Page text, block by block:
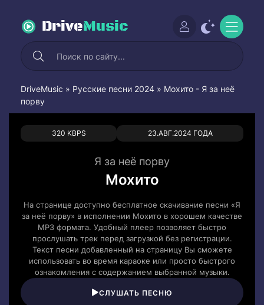
DriveMusic
DriveMusic » Русские песни 2024 » Мохито - Я за неё
порву
320 KBPS 23.АВГ.2024 ГОДА
0 0
Я за неё порву
Мохито
На странице доступно бесплатное скачивание песни «Я
за неё порву» в исполнении Мохито в хорошем качестве
MP3 формата. Удобный плеер позволяет быстро
прослушать трек перед загрузкой без регистрации.
Текст песни добавленный на страницу Вы сможете
использовать во время караоке или просто быстрого
ознакомления с содержанием выбранной музыки.
СЛУШАТЬ ПЕСНЮ